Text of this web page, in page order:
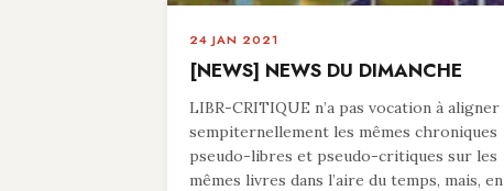
24 JAN 2021
[NEWS] NEWS DU DIMANCHE
LIBR-CRITIQUE n’a pas vocation à aligner
sempiternellement les mêmes chroniques
pseudo-libres et pseudo-critiques sur les
mêmes livres dans l’aire du temps, mais, en